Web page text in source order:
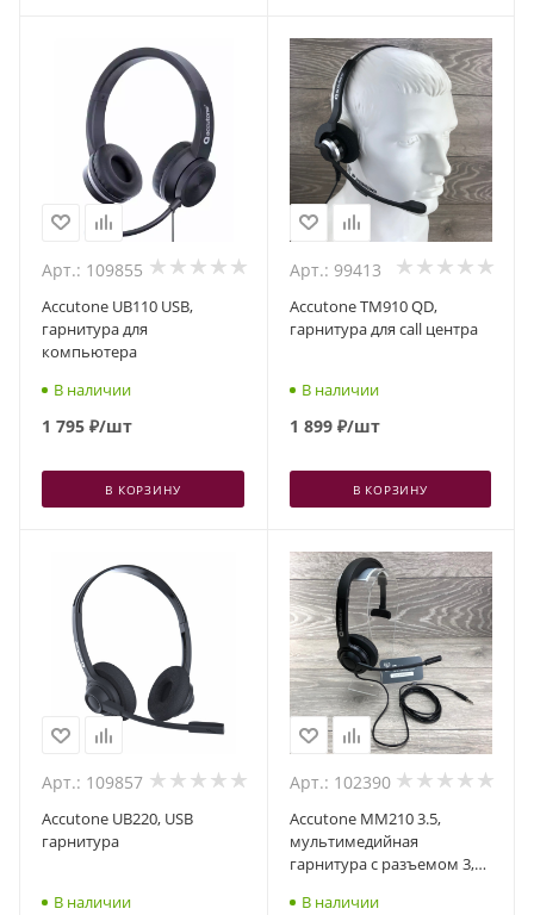
Арт.: 109855
Accutone UB110 USB,
гарнитура для
компьютера
В наличии
1 795 ₽/шт
В КОРЗИНУ
Арт.: 99413
Accutone TM910 QD,
гарнитура для call центра
В наличии
1 899₽/шт
В КОРЗИНУ
Арт.: 109857
Accutone UB220, USB
гарнитура
В наличии
Арт.: 102390
Accutone MM210 3.5,
мультимедийная
гарнитура с разъемом 3,5
В наличии